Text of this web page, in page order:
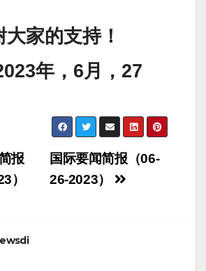
家的支持！
年，6月，27
国际要闻简报（06-
26-2023）
报
）